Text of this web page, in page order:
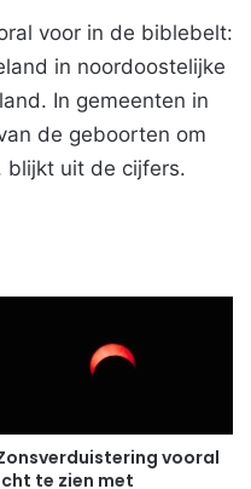
voor in de biblebelt:
in noordoostelijke
In gemeenten in
de geboorten om
blijkt uit de cijfers.
vooral
te zien met